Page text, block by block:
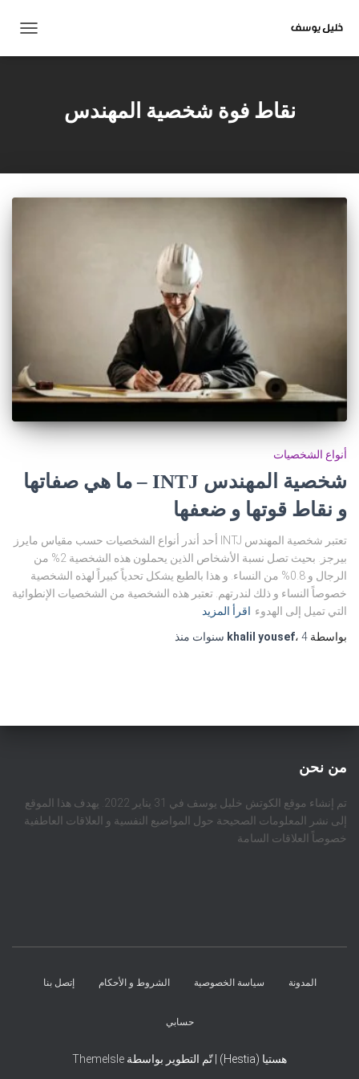
التنقل
نقاط فوة شخصية المهندس
أنواع الشخصيات
شخصية المهندس INTJ – ما هي صفاتها
و نقاط قوتها و ضعفها
تعتبر شخصية المهندس INTJ أحد أندر أنواع الشخصيات حسب مقياس مايرز
بيرجز. بحيث تصل نسبة الأشخاص الذين يحملون هذه الشخصية 2% من
الرجال و 0.8% من النساء. و هذا بالطبع يشكل تحدياً كبيراً لهذه الشخصية
خصوصاً النساء و ذلك لندرتهم. تعتبر هذه الشخصية من الشخصيات الإنطوائية
التي تميل إلى الهدوء اقرأ المزيد
بواسطة
khalil yousef، 4 سنوات منذ
من نحن
تم إنشاء موقع الكوتش خليل يوسف في 31 يناير 2022. يهدف هذا الموقع
إلى نشر المعلومات الصحيحة حول المواضيع النفسية و العلاقات العاطفية
خصوصاً العلاقات السامة
المدونة سياسة الخصوصية الشروط و الأحكام إتصل بنا
حسابي
هستيا (Hestia) | تّم التطوير بواسطة ThemeIsle